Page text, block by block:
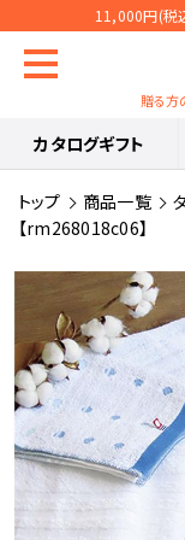
11,000円(税
贈る方
カタログギフト
トップ 商品一覧
【rm268018c06】